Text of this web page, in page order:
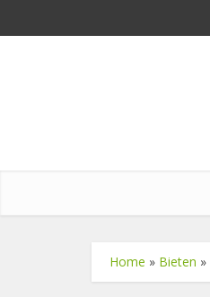
Home » Bieten »